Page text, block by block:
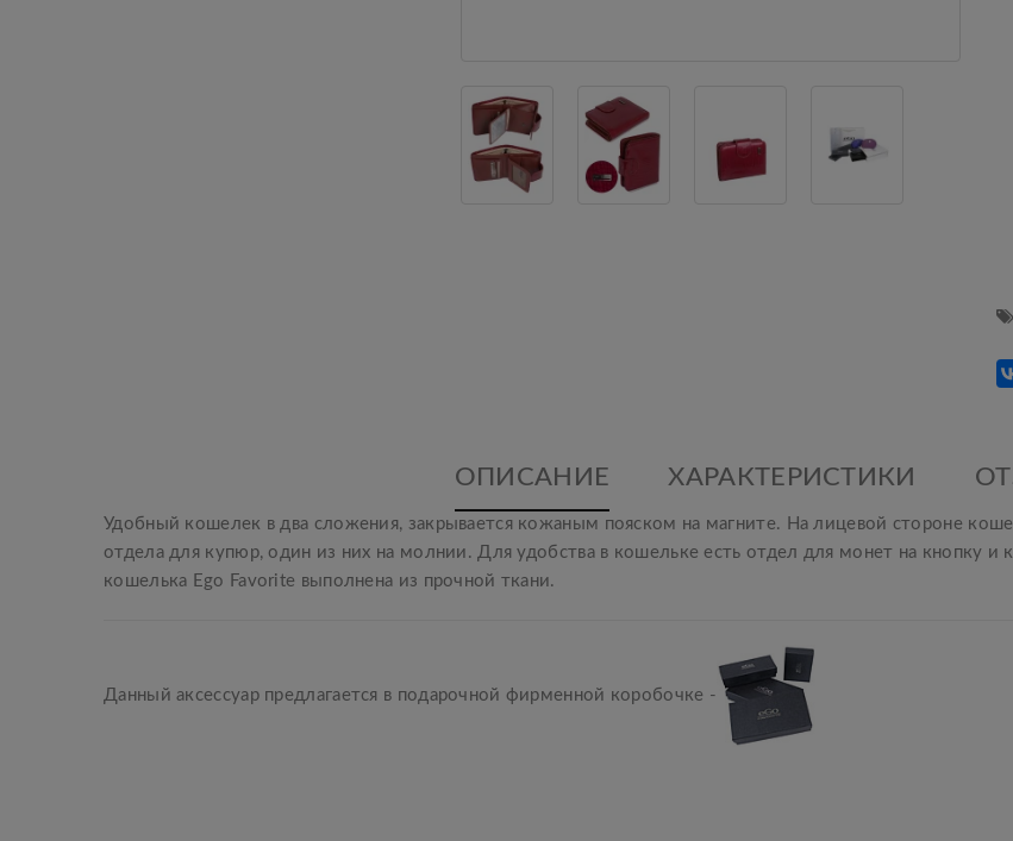
ОПИСАНИЕ ХАРАКТЕРИСТИКИ
Удобный кошелек в два сложения, закрывается кожаным пояском на магните. На лицевой стороне
отдела для купюр, один из них на молнии. Для удобства в кошельке есть отдел для монет на кнопку и
кошелька Ego Favorite выполнена из прочной ткани.
Данный аксессуар предлагается в подарочной фирменной коробочке -